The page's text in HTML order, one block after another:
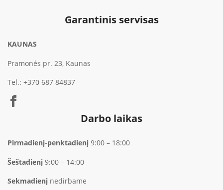
Garantinis servisas
KAUNAS
Pramonės pr. 23, Kaunas
Tel.: +370 687 84837
Darbo laikas
Pirmadienį-penktadienį 9:00 – 18:00
Šeštadienį 9:00 – 14:00
Sekmadienį nedirbame